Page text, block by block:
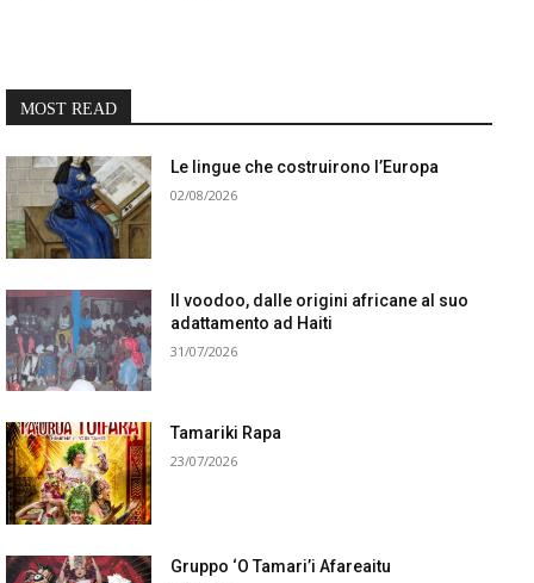
MOST READ
Le lingue che costruirono l’Europa
02/08/2026
Il voodoo, dalle origini africane al suo
adattamento ad Haiti
31/07/2026
Tamariki Rapa
23/07/2026
Gruppo ‘O Tamari’i Afareaitu